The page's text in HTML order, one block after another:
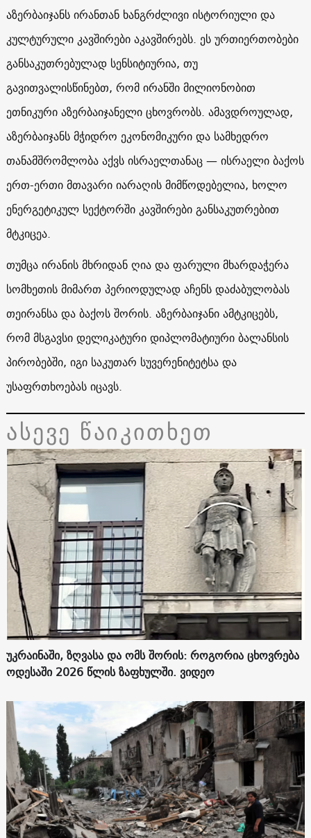
აზერბაიჯანს ირანთან ხანგრძლივი ისტორიული და
კულტურული კავშირები აკავშირებს. ეს ურთიერთობები
განსაკუთრებულად სენსიტიურია, თუ
გავითვალისწინებთ, რომ ირანში მილიონობით
ეთნიკური აზერბაიჯანელი ცხოვრობს. ამავდროულად,
აზერბაიჯანს მჭიდრო ეკონომიკური და სამხედრო
თანამშრომლობა აქვს ისრაელთანაც — ისრაელი ბაქოს
ერთ-ერთი მთავარი იარაღის მიმწოდებელია, ხოლო
ენერგეტიკულ სექტორში კავშირები განსაკუთრებით
მტკიცეა.
თუმცა ირანის მხრიდან ღია და ფარული მხარდაჭერა
სომხეთის მიმართ პერიოდულად აჩენს დაძაბულობას
თეირანსა და ბაქოს შორის. აზერბაიჯანი ამტკიცებს,
რომ მსგავსი დელიკატური დიპლომატიური ბალანსის
პირობებში, იგი საკუთარ სუვერენიტეტსა და
უსაფრთხოებას იცავს.
ასევე წაიკითხეთ
უკრაინაში, ზღვასა და ომს შორის: როგორია ცხოვრება
ოდესაში 2026 წლის ზაფხულში. ვიდეო